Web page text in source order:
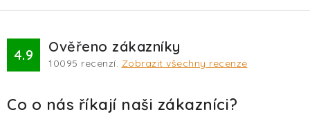
4.9 Ověřeno zákazníky
10095 recenzí. Zobrazit všechny recenze